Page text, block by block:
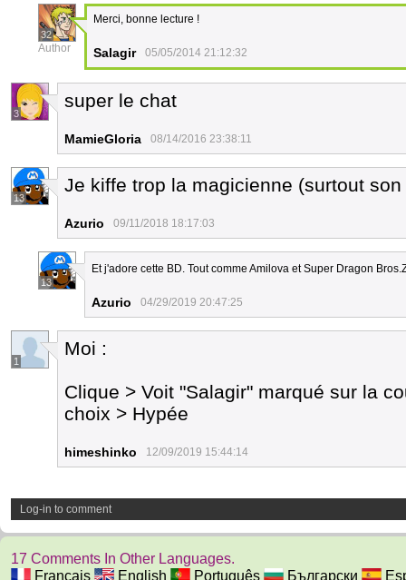
32
Author
Merci, bonne lecture !
Salagir 05/05/2014 21:12:32
3
super le chat
MamieGloria 08/14/2016 23:38:11
13
Je kiffe trop la magicienne (surtout
Azurio 09/11/2018 18:17:03
13
Et j'adore cette BD. Tout comme Amilova et Super Dragon
Azurio 04/29/2019 20:47:25
1
Moi :
Clique > Voit "Salagir" marqué sur la
choix > Hypée
himeshinko 12/09/2019 15:44:14
Log-in to comment
17 Comments In Other Languages.
Français
English Português Български